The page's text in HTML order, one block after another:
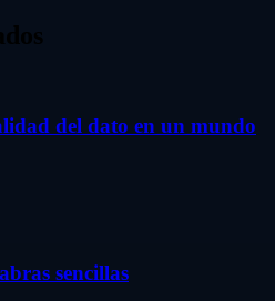
del dato en un mundo
sencillas